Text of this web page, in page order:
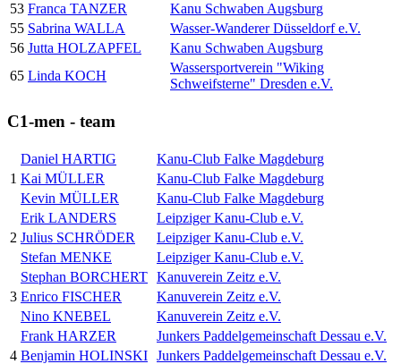
53 Franca TANZER
Kanu Schwaben Augsburg
55 Sabrina WALLA
Wasser-Wanderer Düsseldorf e.V.
56 Jutta HOLZAPFEL
Kanu Schwaben Augsburg
65 Linda KOCH
Wassersportverein "Wiking
Schweifsterne" Dresden e.V.
C1-men - team
1
Daniel HARTIG
Kanu-Club Falke Magdeburg
Kai MÜLLER
Kanu-Club Falke Magdeburg
Kevin MÜLLER
Kanu-Club Falke Magdeburg
2
Erik LANDERS
Leipziger Kanu-Club e.V.
Julius SCHRÖDER
Leipziger Kanu-Club e.V.
Stefan MENKE
Leipziger Kanu-Club e.V.
3
Stephan BORCHERT Kanuverein Zeitz e.V.
Enrico FISCHER
Kanuverein Zeitz e.V.
Nino KNEBEL
Kanuverein Zeitz e.V.
4
Frank HARZER
Junkers Paddelgemeinschaft Dessau e.V.
Benjamin HOLINSKI Junkers Paddelgemeinschaft Dessau e.V.